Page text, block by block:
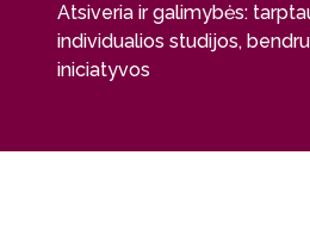
Atsiveria ir galimybės:
individualios studijos,
iniciatyvos